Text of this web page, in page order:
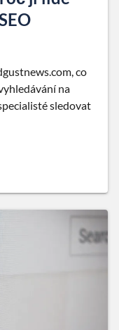
co
na
sledovat